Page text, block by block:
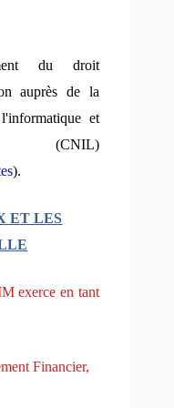
du droit
auprès de la
et
(CNIL)
).
ET LES
exerce en tant
Financier,